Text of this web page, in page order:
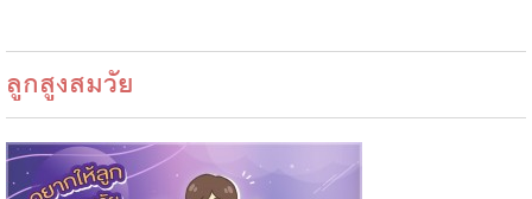
ลูกสูงสมวัย